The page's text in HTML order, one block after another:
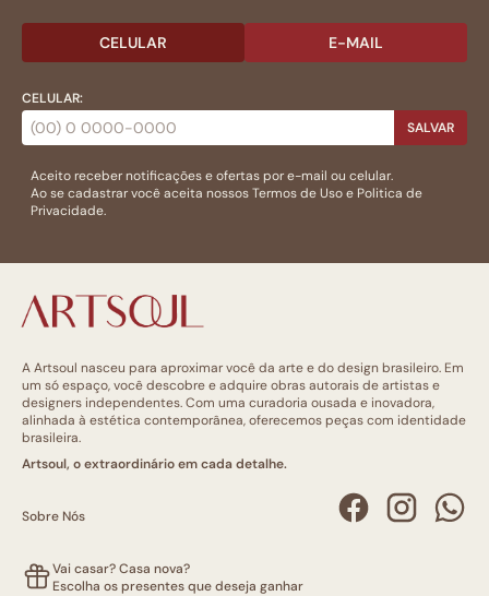
CELULAR E-MAIL
CELULAR:
SALVAR
Aceito receber notificações e ofertas por e-mail ou celular.
Ao se cadastrar você aceita nossosTermos de Usoe Politica de
Privacidade.
A Artsoul nasceu para aproximar você da arte e do design brasileiro. Em
um só espaço, você descobre e adquire obras autorais de artistas e
designers independentes. Com uma curadoria ousada e inovadora,
alinhada à estética contemporânea, oferecemos peças com identidade
brasileira.
Artsoul, o extraordinário em cada detalhe.
Sobre Nós
Vai casar? Casa nova?
Escolha os presentes que deseja ganhar